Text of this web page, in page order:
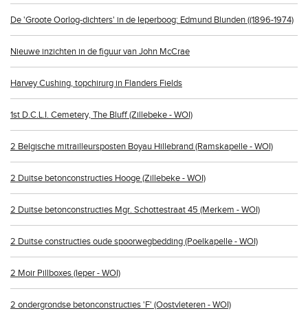
De 'Groote Oorlog-dichters' in de Ieperboog: Edmund Blunden ((1896-1974)
Nieuwe inzichten in de figuur van John McCrae
Harvey Cushing, topchirurg in Flanders Fields
1st D.C.L.I. Cemetery, The Bluff (Zillebeke - WOI)
2 Belgische mitrailleursposten Boyau Hillebrand (Ramskapelle - WOI)
2 Duitse betonconstructies Hooge (Zillebeke - WOI)
2 Duitse betonconstructies Mgr. Schottestraat 45 (Merkem - WOI)
2 Duitse constructies oude spoorwegbedding (Poelkapelle - WOI)
2 Moir Pillboxes (Ieper - WOI)
2 ondergrondse betonconstructies 'F' (Oostvleteren - WOI)